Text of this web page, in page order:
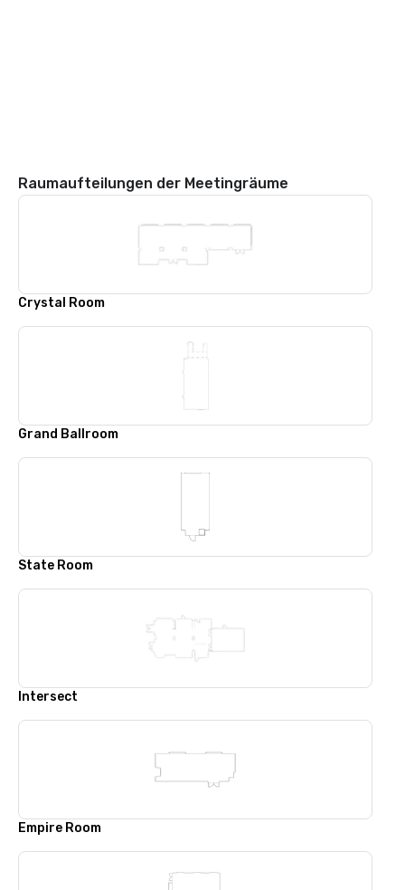
Raumaufteilungen der Meetingräume
Crystal Room
Grand Ballroom
State Room
Intersect
Empire Room